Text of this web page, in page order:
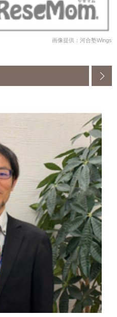
画像提供：河合塾Wings